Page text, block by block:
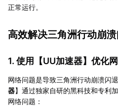
正常运行。
高效解决三角洲行动崩
1. 使用【UU加速器】优化
网络问题是导致三角洲行动崩溃闪
器】通过独家自研的黑科技和专利
网络问题：